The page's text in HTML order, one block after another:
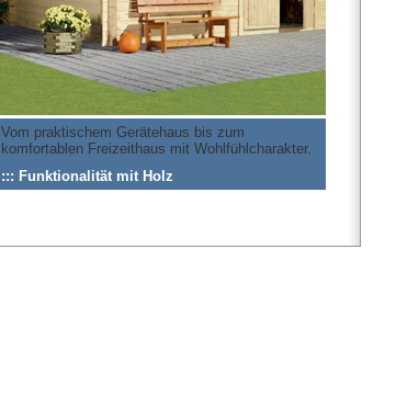
Vom praktischem Gerätehaus bis zum
komfortablen Freizeithaus mit Wohlfühlcharakter.
::: Funktionalität mit Holz